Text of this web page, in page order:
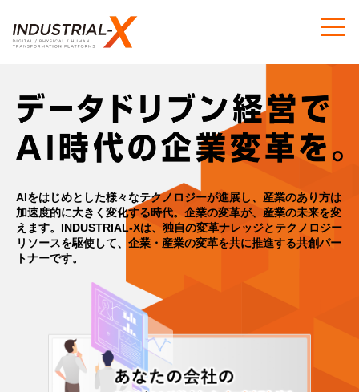
AIをはじめとした様々なテクノロジーが進展し、産業のあり方は
加速度的に大きく変化する時代。 企業の変革が、産業の未来を変
えます。 INDUSTRIAL-Xは、独自の変革ナレッジとテクノロジー
リソースを駆使して、 企業・産業の変革を共に推進する共創パー
トナーです。